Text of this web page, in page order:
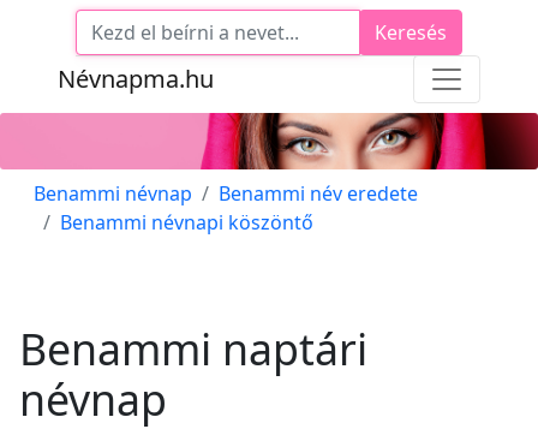
Névnapma.hu
Keresés
Benammi névnap
Benammi név eredete
Benammi névnapi köszöntő
Benammi naptári
névnap